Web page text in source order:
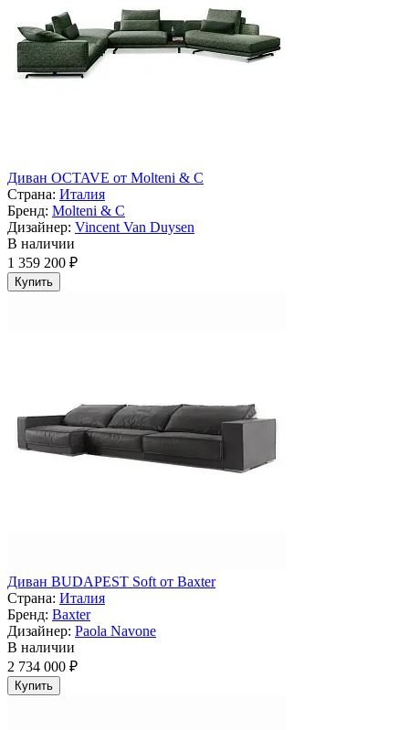
Диван OCTAVE от Molteni & C
Страна: Италия
Бренд: Molteni & C
Дизайнер: Vincent Van Duysen
В наличии
1 359 200 ₽
Купить
Диван BUDAPEST Soft от Baxter
Страна: Италия
Бренд: Baxter
Дизайнер: Paola Navone
В наличии
2 734 000 ₽
Купить